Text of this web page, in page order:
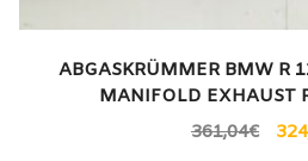
ABGASKRÜMMER BMW R
MANIFOLD EXHAUST
361,04€